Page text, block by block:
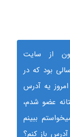
از سایت
بود که در
یه آدرس
عضو شدم،
ببینم
باز کنم؟